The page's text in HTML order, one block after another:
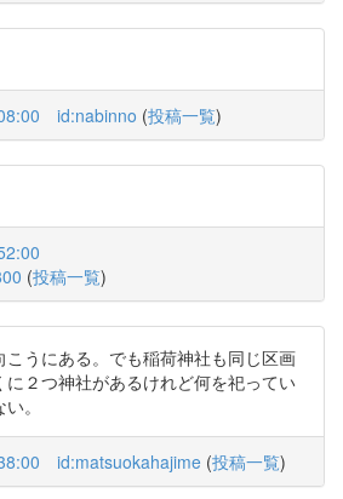
id:nabinno (投稿一覧)
(投稿一覧)
うにある。でも稲荷神社も同じ区画
に２つ神社があるけれど何を祀ってい
。
id:matsuokahajime (投稿一覧)